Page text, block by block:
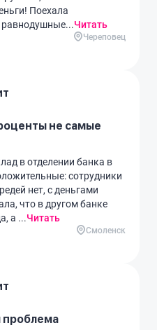
Поехала
равнодушные...Читать
Череповец
не самые
в отделении банка в
сотрудники
нет, с деньгами
что в другом банке
а ...Читать
Смоленск
проблема